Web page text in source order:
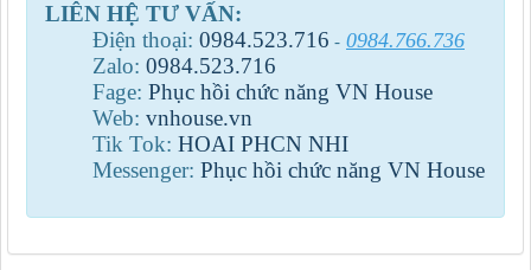
LIÊN HỆ TƯ VẤN:
Điện thoại: 0984.523.716 - 0984.766.736
Zalo: 0984.523.716
Fage: Phục hồi chức năng VN House
Web: vnhouse.vn
Tik Tok: HOAI PHCN NHI
Messenger: Phục hồi chức năng VN House